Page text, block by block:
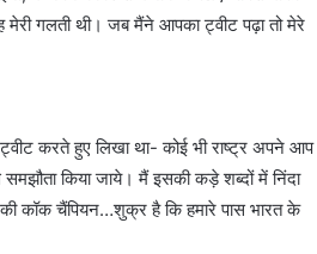
गलती थी। जब मैंने आपका ट्वीट पढ़ा तो मेरे
करते हुए लिखा था- कोई भी राष्ट्र अपने आप
किया जाये। मैं इसकी कड़े शब्दों में निंदा
की कॉक चैंपियन…शुक्र है कि हमारे पास भारत के